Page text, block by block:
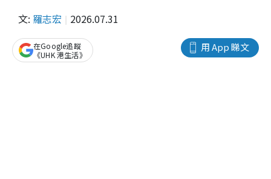
文: 羅志宏 2026.07.31
用 App 睇文
在Google追蹤
《UHK 港生活》